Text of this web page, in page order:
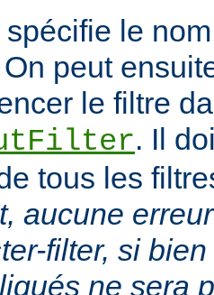
spécifie le
peut
le filtre
. Il
tous les
aucune
filter, si
ne sera